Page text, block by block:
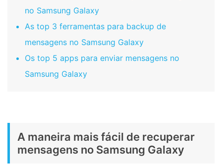
no Samsung Galaxy
As top 3 ferramentas para backup de
mensagens no Samsung Galaxy
Os top 5 apps para enviar mensagens no
Samsung Galaxy
A maneira mais fácil de recuperar
mensagens no Samsung Galaxy